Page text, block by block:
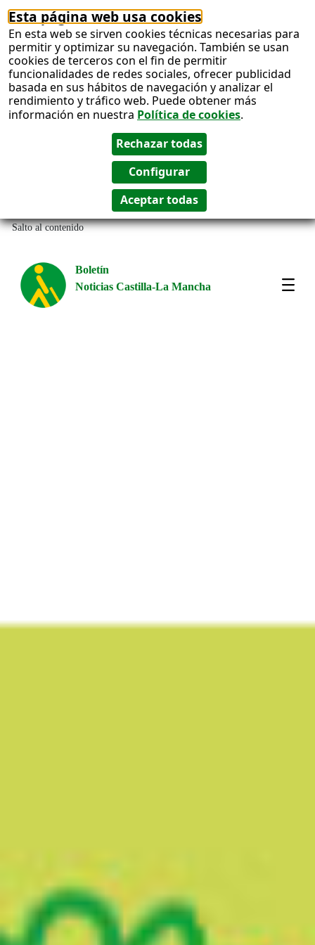
Esta página web usa cookies
En esta web se sirven cookies técnicas necesarias para
permitir y optimizar su navegación. También se usan
cookies de terceros con el fin de permitir
funcionalidades de redes sociales, ofrecer publicidad
basada en sus hábitos de navegación y analizar el
rendimiento y tráfico web. Puede obtener más
información en nuestra Política de cookies.
Salto al contenido
Boletín
Noticias Castilla-La Mancha